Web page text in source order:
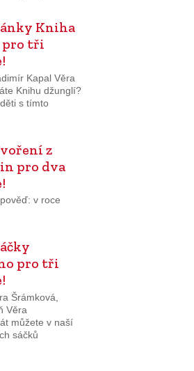
Kniha
pro tři
Kapal Věra
Knihu džunglí?
s tímto
z
pro dva
v roce
pro tři
Šrámková,
Věra
můžete v naší
sáčků